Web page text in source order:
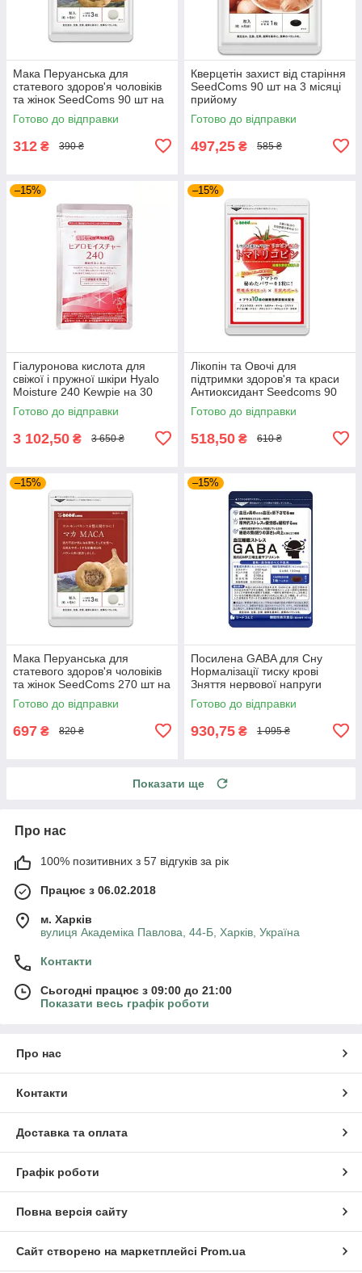
Мака Перуанська для
статевого здоров'я чоловіків
та жінок SeedComs 90 шт на
1 місяць прийому
Готово до відправки
312 ₴ 390 ₴
Кверцетін захист від старіння
SeedComs 90 шт на 3 місяці
прийому
Готово до відправки
497,25 ₴ 585 ₴
–15%
Гіалуронова кислота для
свіжої і пружної шкіри Hyalo
Moisture 240 Kewpie на 30
днів прийому
Готово до відправки
3 102,50 ₴ 3 650 ₴
–15%
Лікопін та Овочі для
підтримки здоров'я та краси
Антиоксидант Seedcoms 90
капсул на 3 місяці прийому
Готово до відправки
518,50 ₴ 610 ₴
–15%
Мака Перуанська для
статевого здоров'я чоловіків
та жінок SeedComs 270 шт на
3 місяці прийому
Готово до відправки
697 ₴ 820 ₴
–15%
Посилена GABA для Сну
Нормалізації тиску крові
Зняття нервової напруги
Габа SeedComs 30 шт на 1
місяць прийому
Готово до відправки
930,75 ₴ 1 095 ₴
Показати ще
Про нас
100% позитивних з 57 відгуків за рік
Працює з 06.02.2018
м. Харків
вулиця Академіка Павлова, 44-Б, Харків, Україна
Контакти
Сьогодні працює з 09:00 до 21:00
Показати весь графік роботи
Про нас
Контакти
Доставка та оплата
Графік роботи
Повна версія сайту
Сайт створено на маркетплейсі Prom.ua